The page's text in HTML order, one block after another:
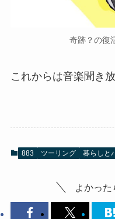
奇跡？の復
これからは音楽聞き放
883 ツーリング 暮らしと
よかった